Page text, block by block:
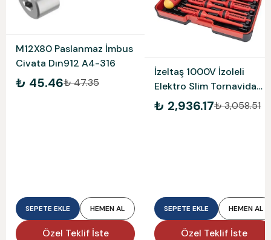
M12X80 Paslanmaz İmbus
Civata Dın912 A4-316
₺ 45.46₺ 47.35
SEPETE EKLE HEMEN AL
Özel Teklif İste
İzeltaş 1000V İzoleli
Elektro Slim Tornavida
Seti 14000005342
₺ 2,936.17₺ 3,058.51
SEPETE EKLE HEMEN AL
Özel Teklif İste